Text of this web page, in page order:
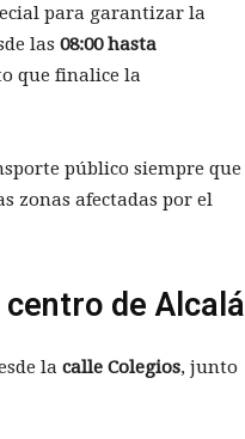
para garantizar la
las 08:00 hasta
que finalice la
público siempre que
zonas afectadas por el
de Alcalá
la calle Colegios, junto